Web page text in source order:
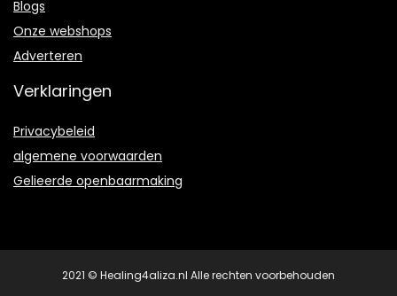
Blogs
Onze webshops
Adverteren
Verklaringen
Privacybeleid
algemene voorwaarden
Gelieerde openbaarmaking
2021 © Healing4aliza.nl Alle rechten voorbehouden